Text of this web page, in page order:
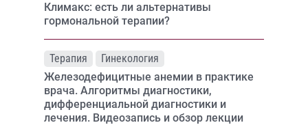
Климакс: есть ли альтернативы
гормональной терапии?
Терапия
Гинекология
Железодефицитные анемии в практике
врача. Алгоритмы диагностики,
дифференциальной диагностики и
лечения. Видеозапись и обзор лекции